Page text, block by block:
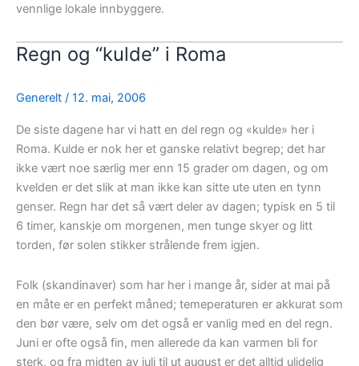
vennlige lokale innbyggere.
Regn og “kulde” i Roma
Generelt / 12. mai, 2006
De siste dagene har vi hatt en del regn og «kulde» her i
Roma. Kulde er nok her et ganske relativt begrep; det har
ikke vært noe særlig mer enn 15 grader om dagen, og om
kvelden er det slik at man ikke kan sitte ute uten en tynn
genser. Regn har det så vært deler av dagen; typisk en 5 til
6 timer, kanskje om morgenen, men tunge skyer og litt
torden, før solen stikker strålende frem igjen.
Folk (skandinaver) som har her i mange år, sider at mai på
en måte er en perfekt måned; temeperaturen er akkurat som
den bør være, selv om det også er vanlig med en del regn.
Juni er ofte også fin, men allerede da kan varmen bli for
sterk, og fra midten av juli til ut august er det alltid ulidelig